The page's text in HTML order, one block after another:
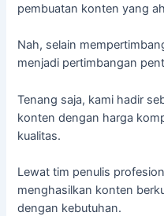
pembuatan konten yang
Nah, selain
menjadi pertimbangan
Tenang saja, kami hadir
konten dengan harga
kualitas.
Lewat tim penulis
menghasilkan konten
dengan kebutuhan.